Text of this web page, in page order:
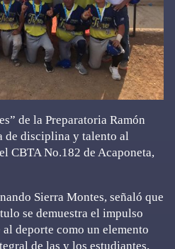
de la Preparatoria Ramón
de disciplina y talento al
CBTA No.182 de Acaponeta,
Sierra Montes, señaló que
se demuestra el impulso
deporte como un elemento
de las y los estudiantes.